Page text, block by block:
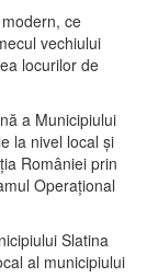
ce
vechiului
locurilor de
a Municipiului
la nivel local şi
României prin
Operațional
Slatina
al municipiului